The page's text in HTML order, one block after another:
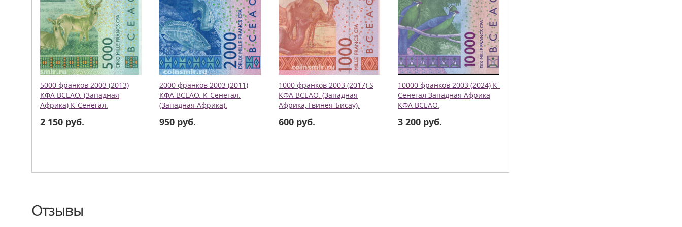
5000 франков 2003 (2013)
КФА ВСЕАО. (Западная
Африка) К-Сенегал.
2 150 руб.
2000 франков 2003 (2011)
КФА ВСЕАО. К-Сенегал.
(Западная Африка).
950 руб.
1000 франков 2003 (2017) S
КФА ВСЕАО. (Западная
Африка, Гвинея-Бисау).
600 руб.
10000 франков 2003 (2024) К-
Сенегал Западная Африка
КФА ВСЕАО.
3 200 руб.
Отзывы